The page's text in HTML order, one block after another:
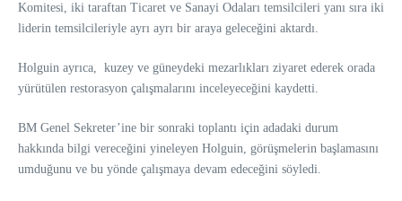
Komitesi, iki taraftan Ticaret ve Sanayi Odaları temsilcileri yanı sıra iki
liderin temsilcileriyle ayrı ayrı bir araya geleceğini aktardı.
Holguin ayrıca, kuzey ve güneydeki mezarlıkları ziyaret ederek orada
yürütülen restorasyon çalışmalarını inceleyeceğini kaydetti.
BM Genel Sekreter’ine bir sonraki toplantı için adadaki durum
hakkında bilgi vereceğini yineleyen Holguin, görüşmelerin başlamasını
umduğunu ve bu yönde çalışmaya devam edeceğini söyledi.